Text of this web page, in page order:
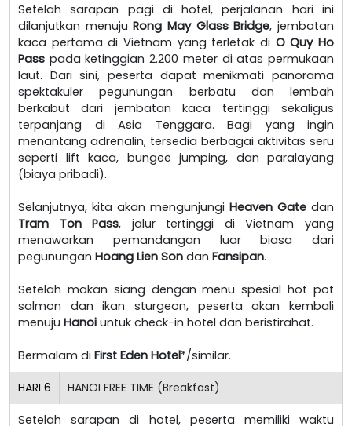
Setelah sarapan pagi di hotel, perjalanan hari ini
dilanjutkan menujuRong May Glass Bridge, jembatan
kaca pertama di Vietnam yang terletak di O Quy Ho
Pass pada ketinggian 2.200 meter di atas permukaan
laut. Dari sini, peserta dapat menikmati panorama
spektakuler pegunungan berbatu dan lembah
berkabut dari jembatan kaca tertinggi sekaligus
terpanjang di Asia Tenggara. Bagi yang ingin
menantang adrenalin, tersedia berbagai aktivitas seru
seperti lift kaca, bungee jumping, dan paralayang
(biaya pribadi).
Selanjutnya, kita akan mengunjungi Heaven Gate dan
Tram Ton Pass, jalur tertinggi di Vietnam yang
menawarkan pemandangan luar biasa dari
pegunungan Hoang Lien Son dan Fansipan.
Setelah makan siang dengan menu spesial hot pot
salmon dan ikan sturgeon, peserta akan kembali
menuju Hanoi untuk check-in hotel dan beristirahat.
Bermalam di First Eden Hotel*/similar.
HARI 6 HANOI FREE TIME (Breakfast)
Setelah sarapan di hotel, peserta memiliki waktu